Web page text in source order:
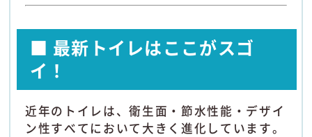
■ 最新トイレはここがスゴ
イ！
近年のトイレは、衛生面・節水性能・デザイ
ン性すべてにおいて大きく進化しています。